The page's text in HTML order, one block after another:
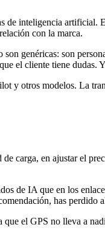
de inteligencia artificial.
con la marca.
genéricas: son
el cliente tiene dudas.
y otros modelos. La
carga, en ajustar el
de IA que en los
has perdido
que el GPS no lleva a